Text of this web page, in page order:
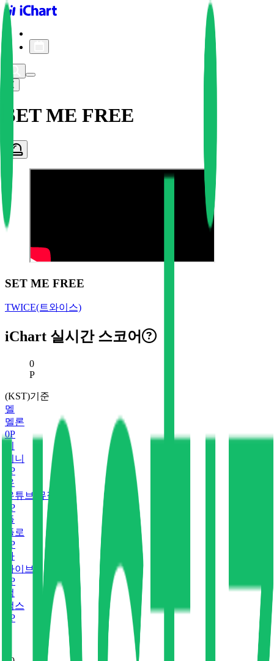
iChart logo
SET ME FREE
SET ME FREE
TWICE(트와이스)
iChart 실시간 스코어
현재 스코어
0
P
(KST)기준
멜
멜론
0P
지니
P
유
유튜브 뮤직
P
플
플로
P
바
바이브
P
벅
벅스
P